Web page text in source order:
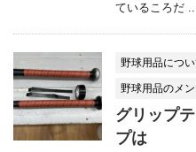
ているころだ
野球用品につ
野球用品のメン
グリップ
プは